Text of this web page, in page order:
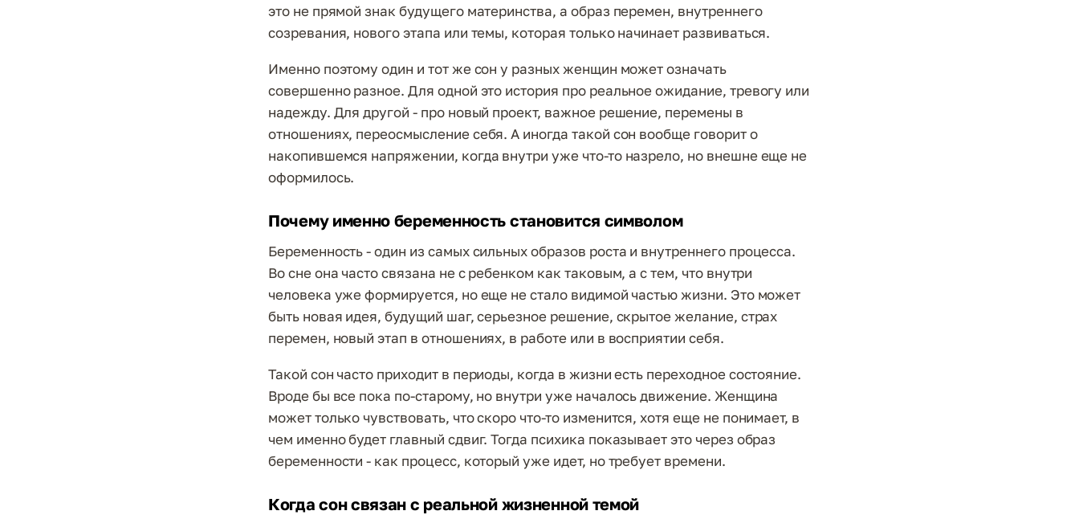
это не прямой знак будущего материнства, а образ перемен, внутреннего
созревания, нового этапа или темы, которая только начинает развиваться.
Именно поэтому один и тот же сон у разных женщин может означать
совершенно разное. Для одной это история про реальное ожидание, тревогу или
надежду. Для другой - про новый проект, важное решение, перемены в
отношениях, переосмысление себя. А иногда такой сон вообще говорит о
накопившемся напряжении, когда внутри уже что-то назрело, но внешне еще не
оформилось.
Почему именно беременность становится символом
Беременность - один из самых сильных образов роста и внутреннего процесса.
Во сне она часто связана не с ребенком как таковым, а с тем, что внутри
человека уже формируется, но еще не стало видимой частью жизни. Это может
быть новая идея, будущий шаг, серьезное решение, скрытое желание, страх
перемен, новый этап в отношениях, в работе или в восприятии себя.
Такой сон часто приходит в периоды, когда в жизни есть переходное состояние.
Вроде бы все пока по-старому, но внутри уже началось движение. Женщина
может только чувствовать, что скоро что-то изменится, хотя еще не понимает, в
чем именно будет главный сдвиг. Тогда психика показывает это через образ
беременности - как процесс, который уже идет, но требует времени.
Когда сон связан с реальной жизненной темой